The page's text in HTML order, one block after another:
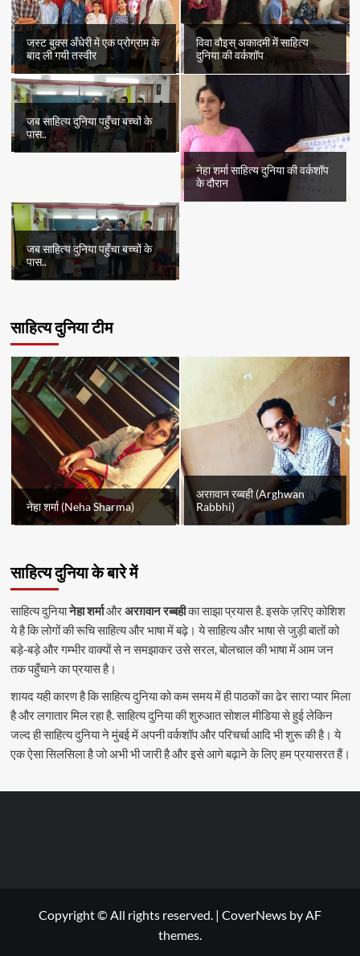
जस्ट बुक्स अँधेरी में एक प्रोग्राम के
बाद ली गयी तस्वीर
विवा वौइस् अकादमी में साहित्य
दुनिया की वर्कशॉप
जब साहित्य दुनिया पहुँचा बच्चों के
पास..
नेहा शर्मा साहित्य दुनिया की वर्कशॉप
के दौरान
जब साहित्य दुनिया पहुँचा बच्चों के
पास..
साहित्य दुनिया टीम
नेहा शर्मा (Neha Sharma)
अरग़वान रब्बही (Arghwan
Rabbhi)
साहित्य दुनिया के बारे में
साहित्य दुनियानेहा शर्माऔरअरग़वान रब्बहीका साझा प्रयास है. इसके ज़रिए कोशिश
ये है कि लोगों की रूचि साहित्य और भाषा में बढ़े। ये साहित्य और भाषा से जुड़ी बातों को
बड़े-बड़े और गम्भीर वाक्यों से न समझाकर उसे सरल, बोलचाल की भाषा में आम जन
तक पहुँचाने का प्रयास है।
शायद यही कारण है कि साहित्य दुनिया को कम समय में ही पाठकों का ढेर सारा प्यार मिला
है और लगातार मिल रहा है. साहित्य दुनिया की शुरुआत सोशल मीडिया से हुई लेकिन
जल्द ही साहित्य दुनिया ने मुंबई में अपनी वर्कशॉप और परिचर्चा आदि भी शुरू की है। ये
एक ऐसा सिलसिला है जो अभी भी जारी है और इसे आगे बढ़ाने के लिए हम प्रयासरत हैं।
Copyright © All rights reserved. | CoverNews by AF
themes.